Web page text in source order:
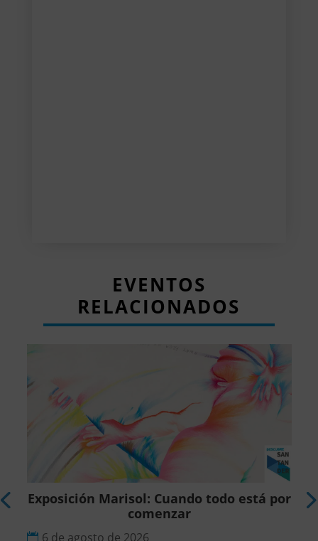
EVENTOS
RELACIONADOS
Exposición Marisol: Cuando todo está por
comenzar
6 de agosto de 2026